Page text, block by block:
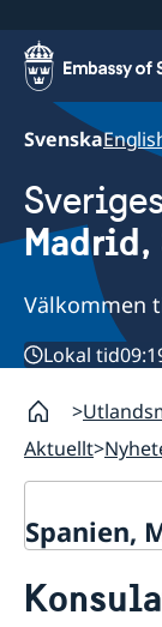
Svenska
Madrid,
Välkommen
Lokal tid
Aktuellt
Spanien,
Om oss